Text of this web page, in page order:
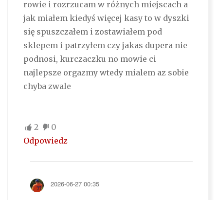
rowie i rozrzucam w różnych miejscach a
jak miałem kiedyś więcej kasy to w dyszki
się spuszczałem i zostawiałem pod
sklepem i patrzyłem czy jakas dupera nie
podnosi, kurczaczku no mowie ci
najlepsze orgazmy wtedy mialem az sobie
chyba zwale
2
0
Odpowiedz
2026-06-27 00:35